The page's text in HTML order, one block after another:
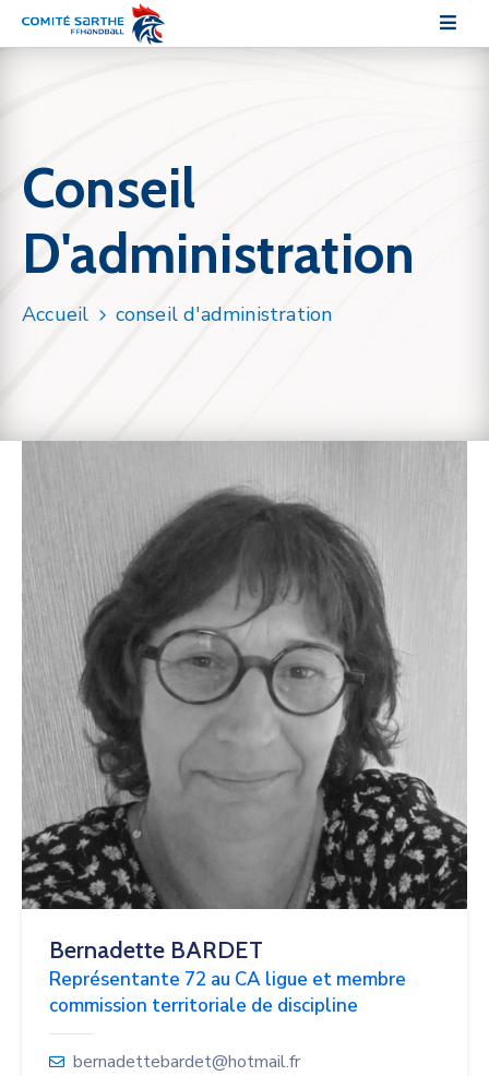
Les
pratiques
Les
commissions
Sections
Documentation
Conseil
D'administration
Accueil conseil d'administration
Bernadette BARDET
Représentante 72 au CA ligue et membre
commission territoriale de discipline
bernadettebardet@hotmail.fr